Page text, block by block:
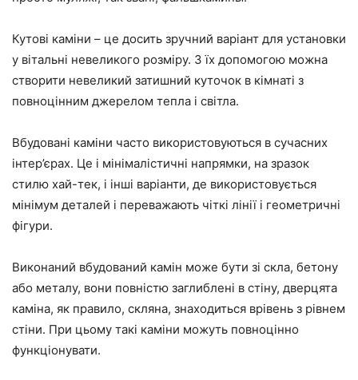
Кутові каміни – це досить зручний варіант для установки
у вітальні невеликого розміру. З їх допомогою можна
створити невеликий затишний куточок в кімнаті з
повноцінним джерелом тепла і світла.
Вбудовані каміни часто використовуються в сучасних
інтер’єрах. Це і мінімалістичні напрямки, на зразок
стилю хай-тек, і інші варіанти, де використовується
мінімум деталей і переважають чіткі лінії і геометричні
фігури.
Виконаний вбудований камін може бути зі скла, бетону
або металу, вони повністю заглиблені в стіну, дверцята
каміна, як правило, скляна, знаходиться врівень з рівнем
стіни. При цьому такі каміни можуть повноцінно
функціонувати.